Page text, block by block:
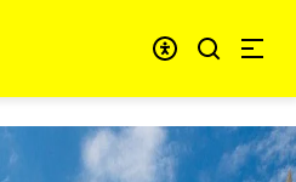
Menü für